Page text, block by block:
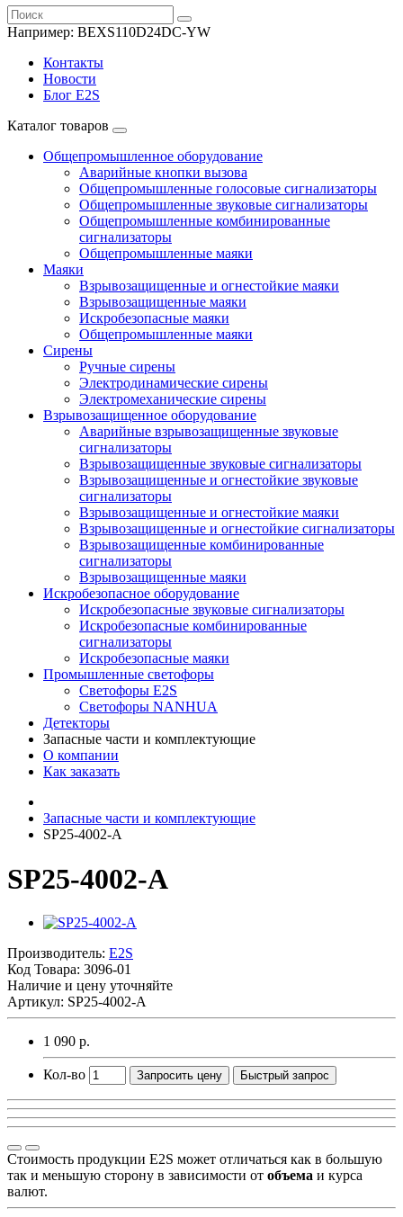
Например: BEXS110D24DC-YW
Контакты
Новости
Блог E2S
Каталог товаров
Общепромышленное оборудование
Аварийные кнопки вызова
Общепромышленные голосовые сигнализаторы
Общепромышленные звуковые сигнализаторы
Общепромышленные комбинированные
сигнализаторы
Общепромышленные маяки
Маяки
Взрывозащищенные и огнестойкие маяки
Взрывозащищенные маяки
Искробезопасные маяки
Общепромышленные маяки
Сирены
Ручные сирены
Электродинамические сирены
Электромеханические сирены
Взрывозащищенное оборудование
Аварийные взрывозащищенные звуковые
сигнализаторы
Взрывозащищенные звуковые сигнализаторы
Взрывозащищенные и огнестойкие звуковые
сигнализаторы
Взрывозащищенные и огнестойкие маяки
Взрывозащищенные и огнестойкие сигнализаторы
Взрывозащищенные комбинированные
сигнализаторы
Взрывозащищенные маяки
Искробезопасное оборудование
Искробезопасные звуковые сигнализаторы
Искробезопасные комбинированные
сигнализаторы
Искробезопасные маяки
Промышленные светофоры
Светофоры E2S
Светофоры NANHUA
Детекторы
Запасные части и комплектующие
О компании
Как заказать
Запасные части и комплектующие
SP25-4002-A
SP25-4002-A
Производитель: E2S
Код Товара: 3096-01
Наличие и цену уточняйте
Артикул: SP25-4002-A
1 090 р.
Кол-во Запросить цену Быстрый запрос
Стоимость продукции E2S может отличаться как в большую
так и меньшую сторону в зависимости от объема и курса
валют.